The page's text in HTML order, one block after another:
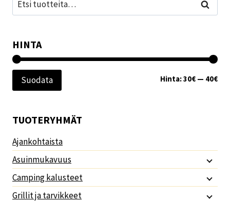
Haku
HINTA
Suodata Hinta:30€ — 40€
TUOTERYHMÄT
Ajankohtaista
Asuinmukavuus
Camping kalusteet
Grillit ja tarvikkeet